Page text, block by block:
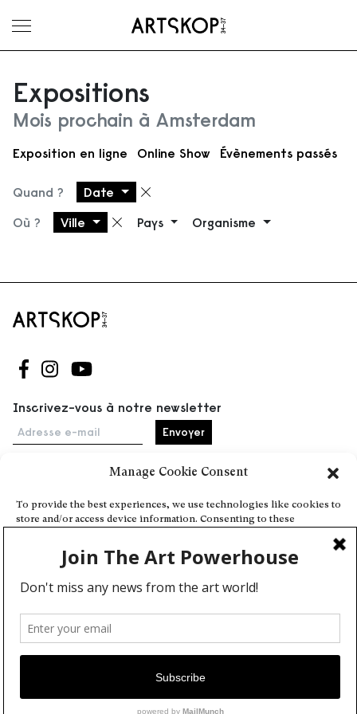
Manage Cookie Consent
To provide the best experiences, we use technologies like cookies to
store and/or access device information. Consenting to these
or unique IDs on this site. Not consenting or withdrawing consent,
may adversely affect certain features and functions.
Deny
View preferences
Ouvrir le menu
Expositions
Mois prochain à Amsterdam
Exposition en ligne Online Show Évènements passés
Quand ? Date Supprimer le filtre
Où ? Ville Supprimer le filtre
Pays Organisme
Suivez-nous sur Facebook
Suivez-nous sur Instagram
Suivez-nous sur Youtube
Inscrivez-vous à notre newsletter
Adresse e-mail
Accueil
Événements
À propos
Partenaires
Contact
Conditions générales
Confidentialité et cookies
Communiquer votre événement